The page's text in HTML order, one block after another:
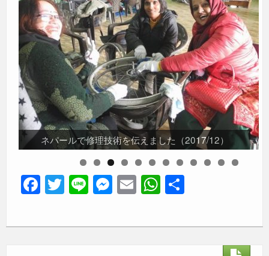
飛んでけ車いすの会は、2020年度から3年間、休眠預
金事業の実行団体に採択されました。
元日本代表ラグビーチーム関係者の方がネパールへ届
けました（2019/6）
ネパールで修理技術を伝えました（2017/12）
カンボジアに届きました！
「もってけ！車いす」の選抜メンバーがタイに届けま
した
バリ島 セナン・ハティに届きました
道内の高校生がスタディツアーでパラオ共和国に届け
ました
ボルネオ島に届けられました
JICAの作業療法士さんのご紹介でネパールに届けられ
ました
セブ島のヴェロニカちゃん（9歳）に届きました
モンゴルの保育園に届けられました
飛んでけ！は2023年に25周年を迎えました
F
a
c
T
wi
tt
Li
n
e
M
e
ss
E
m
ail
W
h
at